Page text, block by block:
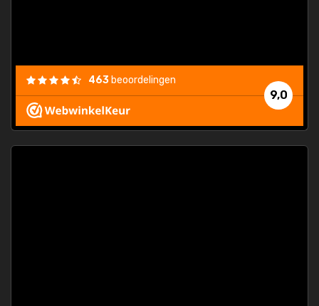
9,0
463 beoordelingen